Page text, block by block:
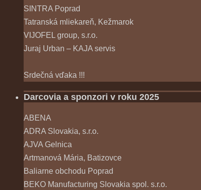
SINTRA Poprad
Tatranská mliekareň, Kežmarok
VIJOFEL group, s.r.o.
Juraj Urban – KAJA servis
Srdečná vďaka !!!
Darcovia a sponzori v roku 2025
ABENA
ADRA Slovakia, s.r.o.
AJVA Gelnica
Artmanová Mária, Batizovce
Baliarne obchodu Poprad
BEKO Manufacturing Slovakia spol. s.r.o.